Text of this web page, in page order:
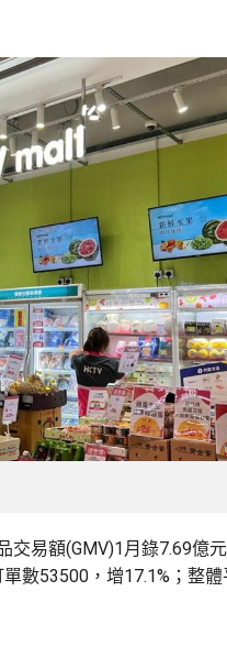
易額(GMV)1月錄7.69億元
數53500，增17.1%；整